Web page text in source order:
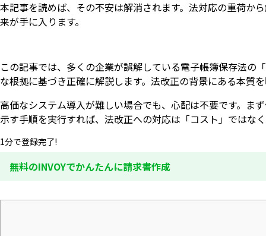
本記事を読めば、その不安は解消されます。法対応の重荷か
来が手に入ります。
この記事では、多くの企業が誤解している電子帳簿保存法の
な根拠に基づき正確に解説します。法改正の背景にある本質
高価なシステム導入が難しい場合でも、心配は不要です。ま
示す手順を実行すれば、法改正への対応は「コスト」ではな
1分で登録完了!
無料のINVOYでかんたんに請求書作成